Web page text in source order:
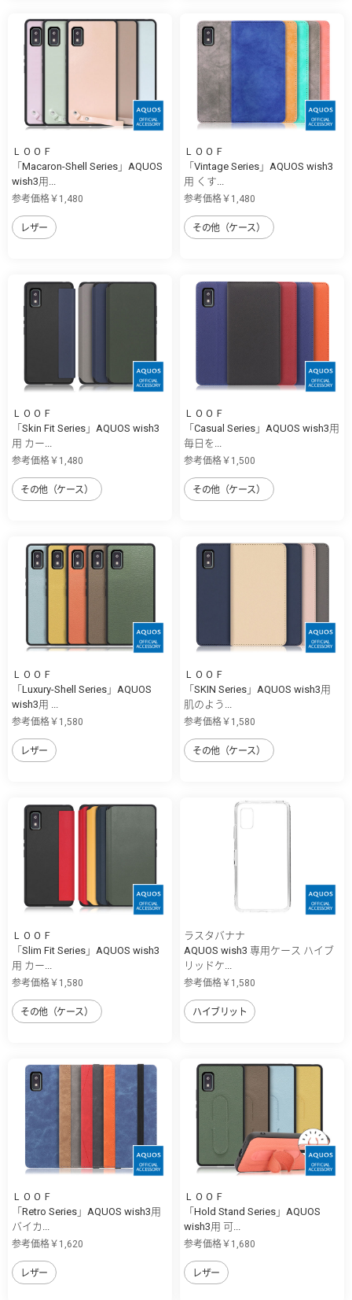
ＬＯＯＦ
「Macaron-Shell Series」AQUOS
wish3用...
参考価格￥1,480
レザー
ＬＯＯＦ
「Vintage Series」AQUOS wish3
用 くす...
参考価格￥1,480
その他（ケース）
ＬＯＯＦ
「Skin Fit Series」AQUOS wish3
用 カー...
参考価格￥1,480
その他（ケース）
ＬＯＯＦ
「Casual Series」AQUOS wish3用
毎日を...
参考価格￥1,500
その他（ケース）
ＬＯＯＦ
「Luxury-Shell Series」AQUOS
wish3用 ...
参考価格￥1,580
レザー
ＬＯＯＦ
「SKIN Series」AQUOS wish3用
肌のよう...
参考価格￥1,580
その他（ケース）
ＬＯＯＦ
「Slim Fit Series」AQUOS wish3
用 カー...
参考価格￥1,580
その他（ケース）
ラスタバナナ
AQUOS wish3 専用ケース ハイブ
リッドケ...
参考価格￥1,580
ハイブリット
ＬＯＯＦ
「Retro Series」AQUOS wish3用
バイカ...
参考価格￥1,620
レザー
ＬＯＯＦ
「Hold Stand Series」AQUOS
wish3用 可...
参考価格￥1,680
レザー